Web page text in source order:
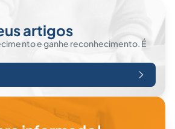
artigos
e ganhe reconhecimento. É